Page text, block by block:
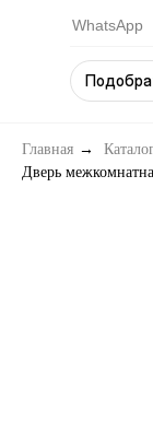
WhatsApp
Главная →
Дверь